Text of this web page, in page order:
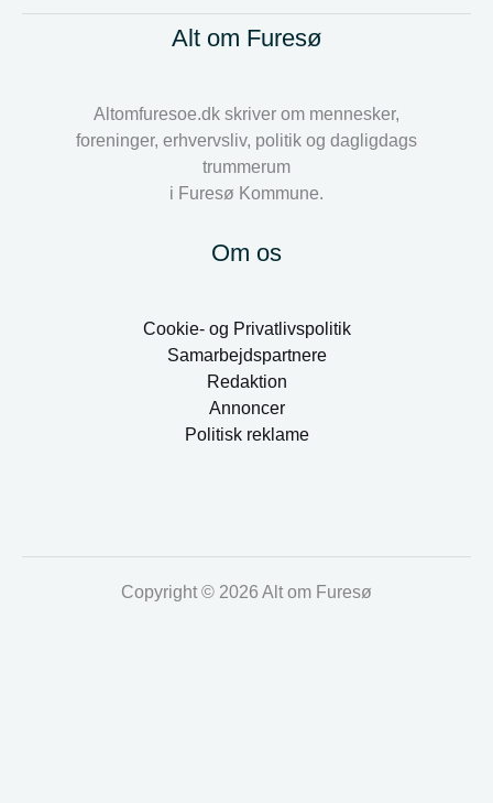
Alt om Furesø
Altomfuresoe.dk skriver om mennesker,
foreninger, erhvervsliv, politik og dagligdags
trummerum
i Furesø Kommune.
Om os
Cookie- og Privatlivspolitik
Samarbejdspartnere
Redaktion
Annoncer
Politisk reklame
Copyright © 2026 Alt om Furesø